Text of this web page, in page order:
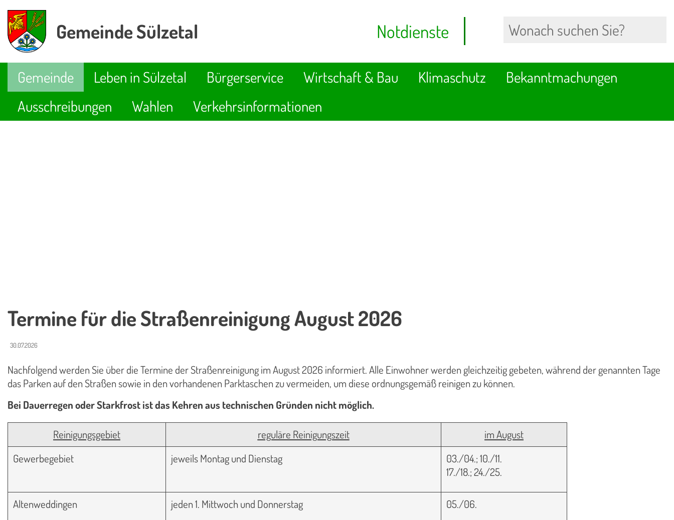
Gemeinde Sülzetal Notdienste
Gemeinde Leben in Sülzetal Bürgerservice Wirtschaft & Bau Klimaschutz
Bekanntmachungen
Ausschreibungen
Wahlen Verkehrsinformationen
Termine für die Straßenreinigung August 2026
30.07.2026
Nachfolgend werden Sie über die Termine der Straßenreinigung im August 2026 informiert. Alle Einwohner werden gleichzeitig gebeten, während der genannten Tage
das Parken auf den Straßen sowie in den vorhandenen Parktaschen zu vermeiden, um diese ordnungsgemäß reinigen zu können.
Bei Dauerregen oder Starkfrost ist das Kehren aus technischen Gründen nicht möglich.
Reinigungsgebiet reguläre Reinigungszeit
im August
Gewerbegebiet
jeweils Montag und Dienstag
03./04.; 10./11.
17./18.; 24./25.
Altenweddingen jeden 1. Mittwoch und Donnerstag 05./06.